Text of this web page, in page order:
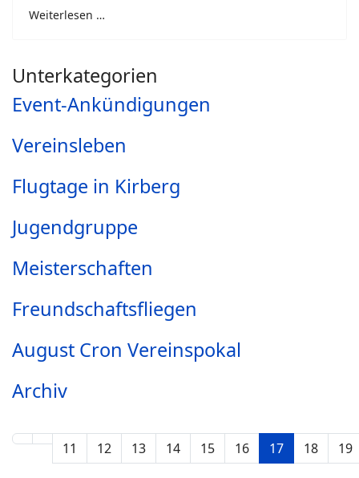
Weiterlesen …
Unterkategorien
Event-Ankündigungen
Vereinsleben
Flugtage in Kirberg
Jugendgruppe
Meisterschaften
Freundschaftsfliegen
August Cron Vereinspokal
Archiv
11 12 13 14 15 16 17 18 19